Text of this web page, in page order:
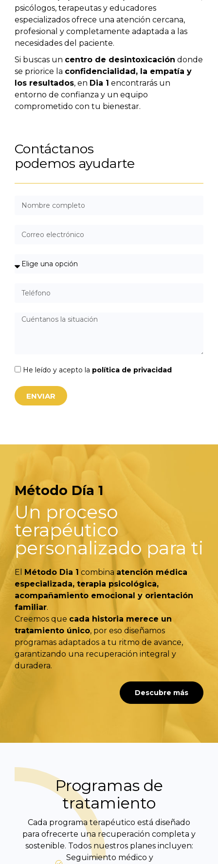
psicólogos, terapeutas y educadores
especializados ofrece una atención cercana,
profesional y completamente adaptada a las
necesidades del paciente.
Si buscas un centro de desintoxicación donde
se priorice la confidencialidad, la empatía y
los resultados, en Dia 1 encontrarás un
entorno de confianza y un equipo
comprometido con tu bienestar.
Contáctanos
podemos ayudarte
He leído y acepto la política de privacidad
ENVIAR
Método Día 1
Un proceso
terapéutico
personalizado para ti
El Método Dia 1 combina atención médica
especializada, terapia psicológica,
acompañamiento emocional y orientación
familiar.
Creemos que cada historia merece un
tratamiento único, por eso diseñamos
programas adaptados a tu ritmo de avance,
garantizando una recuperación integral y
duradera.
Descubre más
Programas de
tratamiento
Cada programa terapéutico está diseñado
para ofrecerte una recuperación completa y
sostenible. Todos nuestros planes incluyen:
Seguimiento médico y